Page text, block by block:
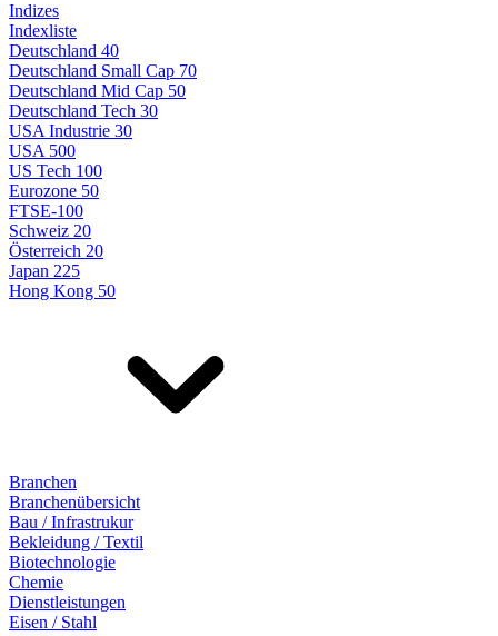
Indizes
Indexliste
Deutschland 40
Deutschland Small Cap 70
Deutschland Mid Cap 50
Deutschland Tech 30
USA Industrie 30
USA 500
US Tech 100
Eurozone 50
FTSE-100
Schweiz 20
Österreich 20
Japan 225
Hong Kong 50
Branchen
Branchenübersicht
Bau / Infrastrukur
Bekleidung / Textil
Biotechnologie
Chemie
Dienstleistungen
Eisen / Stahl